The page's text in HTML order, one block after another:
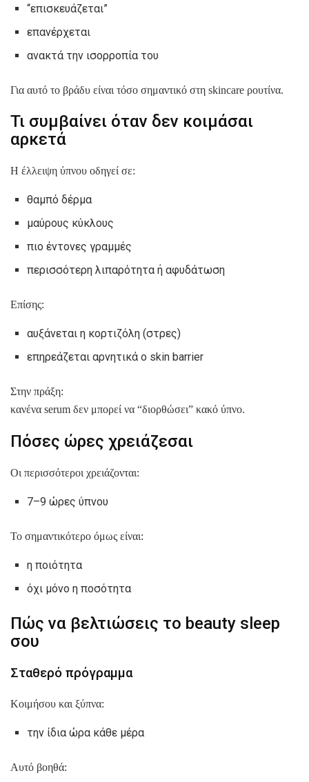
“επισκευάζεται”
επανέρχεται
ανακτά την ισορροπία του
Για αυτό το βράδυ είναι τόσο σημαντικό στη skincare ρουτίνα.
Τι συμβαίνει όταν δεν κοιμάσαι
αρκετά
Η έλλειψη ύπνου οδηγεί σε:
θαμπό δέρμα
μαύρους κύκλους
πιο έντονες γραμμές
περισσότερη λιπαρότητα ή αφυδάτωση
Επίσης:
αυξάνεται η κορτιζόλη (στρες)
επηρεάζεται αρνητικά ο skin barrier
Στην πράξη:
κανένα serum δεν μπορεί να “διορθώσει” κακό ύπνο.
Πόσες ώρες χρειάζεσαι
Οι περισσότεροι χρειάζονται:
7–9 ώρες ύπνου
Το σημαντικότερο όμως είναι:
η ποιότητα
όχι μόνο η ποσότητα
Πώς να βελτιώσεις το beauty sleep
σου
Σταθερό πρόγραμμα
Κοιμήσου και ξύπνα:
την ίδια ώρα κάθε μέρα
Αυτό βοηθά: